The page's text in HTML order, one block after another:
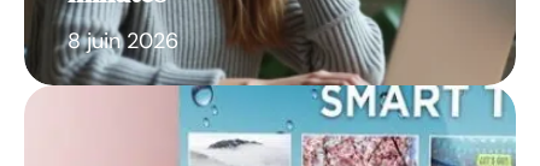
8 juin 2026